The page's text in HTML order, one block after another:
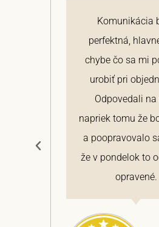
Komunikácia
perfektná,
chybe čo sa mi
urobiť pri
Odpovedali
napriek tomu že
a poopravovalo
že v pondelok to
opravené.